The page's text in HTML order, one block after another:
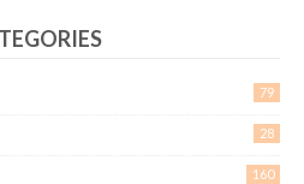
79
28
160